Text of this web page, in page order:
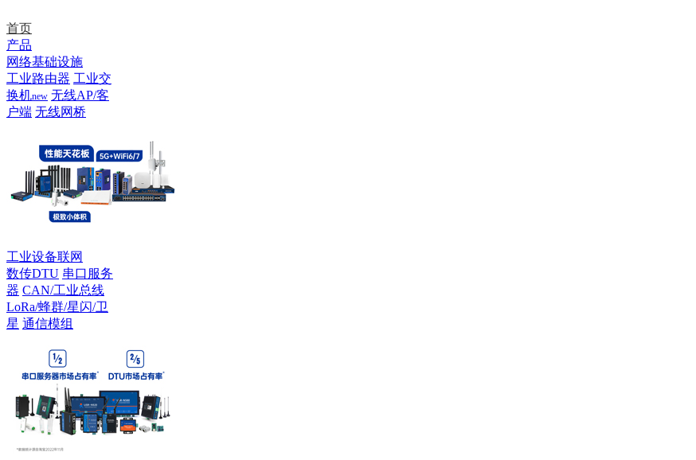
首页
产品
网络基础设施
工业路由器 工业交
换机new 无线AP/客
户端 无线网桥
工业设备联网
数传DTU 串口服务
器 CAN/工业总线
LoRa/蜂群/星闪/卫
星 通信模组